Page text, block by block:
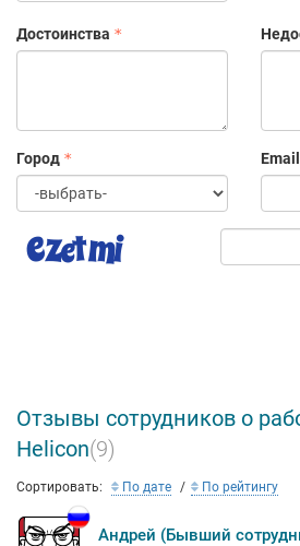
Достоинства
Город Email
Отзывы сотрудников о
Helicon(9)
Сортировать: По дате По рейтингу
Андрей (Бывший